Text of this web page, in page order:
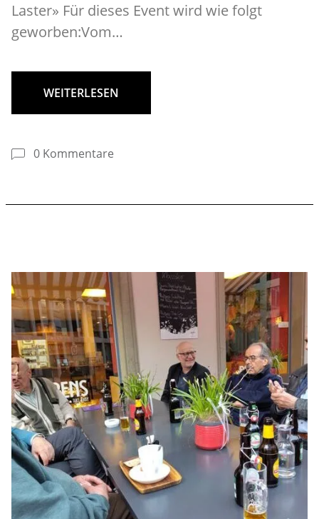
Laster» Für dieses Event wird wie folgt
geworben:Vom…
WEITERLESEN
0 Kommentare